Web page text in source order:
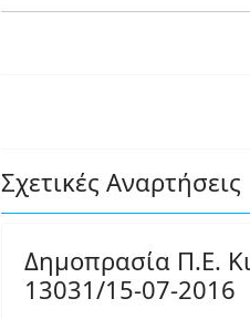
Σχετικές Αναρτήσεις
Δημοπρασία Π.Ε.
13031/15-07-2016